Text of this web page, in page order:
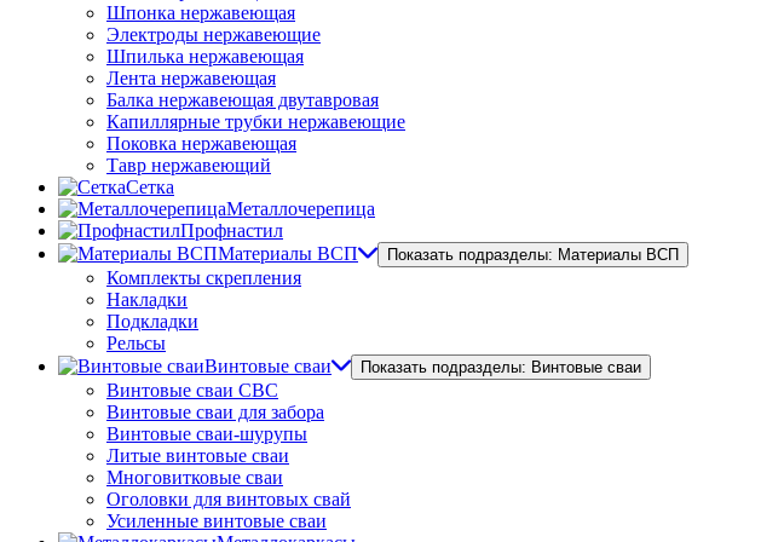
Шпонка нержавеющая
Электроды нержавеющие
Шпилька нержавеющая
Лента нержавеющая
Балка нержавеющая двутавровая
Капиллярные трубки нержавеющие
Поковка нержавеющая
Тавр нержавеющий
Сетка
Металлочерепица
Профнастил
Материалы ВСП
Показать подразделы: Материалы ВСП
Комплекты скрепления
Накладки
Подкладки
Рельсы
Винтовые сваи
Показать подразделы: Винтовые сваи
Винтовые сваи СВС
Винтовые сваи для забора
Винтовые сваи-шурупы
Литые винтовые сваи
Многовитковые сваи
Оголовки для винтовых свай
Усиленные винтовые сваи